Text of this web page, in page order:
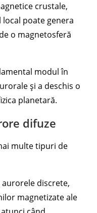
crustale,
poate genera
o magnetosferă
modul în
și a deschis o
planetară.
difuze
multe tipuri de
discrete,
magnetizate ale